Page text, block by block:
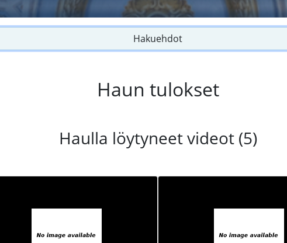
Hakuehdot
Haun tulokset
Haulla löytyneet videot (5)